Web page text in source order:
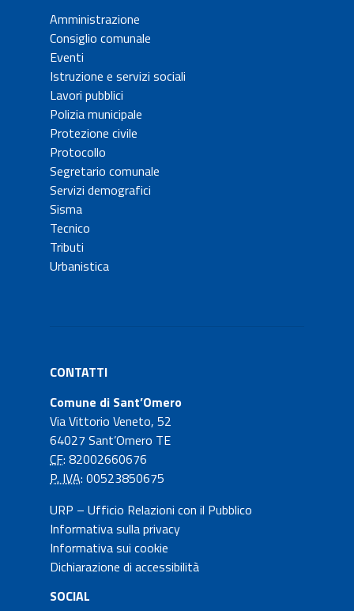
Amministrazione
Consiglio comunale
Eventi
Istruzione e servizi sociali
Lavori pubblici
Polizia municipale
Protezione civile
Protocollo
Segretario comunale
Servizi demografici
Sisma
Tecnico
Tributi
Urbanistica
CONTATTI
Comune di Sant’Omero
Via Vittorio Veneto, 52
64027 Sant’Omero TE
CF: 82002660676
P. IVA: 00523850675
URP – Ufficio Relazioni con il Pubblico
Informativa sulla privacy
Informativa sui cookie
Dichiarazione di accessibilità
SOCIAL